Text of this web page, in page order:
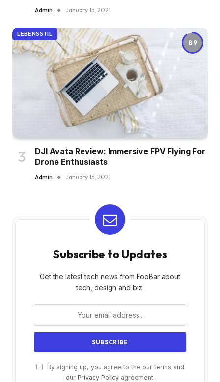
Admin January 15, 2021
8.9
LEBENSSTIL
DJI Avata Review: Immersive FPV Flying For
Drone Enthusiasts
Admin January 15, 2021
Subscribe to Updates
Get the latest tech news from FooBar about
tech, design and biz.
By signing up, you agree to the our terms and
our Privacy Policyagreement.